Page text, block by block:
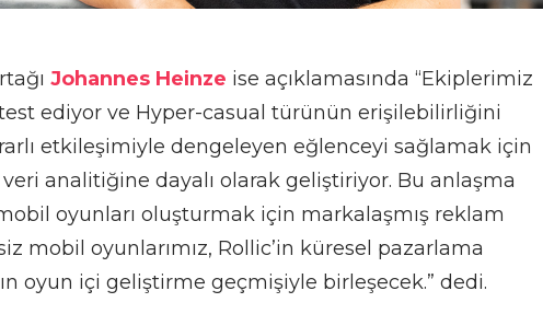
Johannes Heinze ise açıklamasında “Ekiplerimiz
ediyor ve Hyper-casual türünün erişilebilirliğini
etkileşimiyle dengeleyen eğlenceyi sağlamak için
veri analitiğine dayalı olarak geliştiriyor. Bu anlaşma
oyunları oluşturmak için markalaşmış reklam
mobil oyunlarımız, Rollic’in küresel pazarlama
oyun içi geliştirme geçmişiyle birleşecek.” dedi.